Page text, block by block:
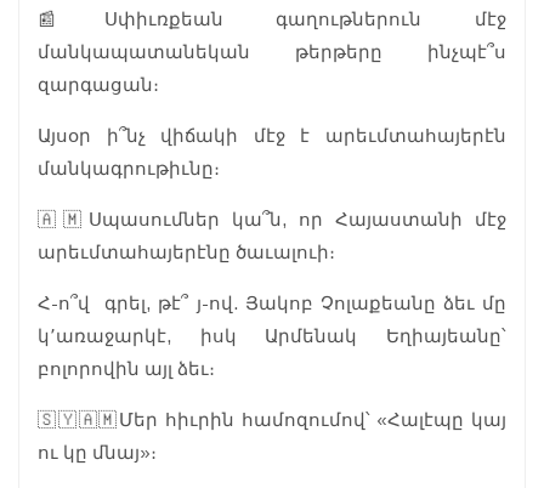
📰Սփիւռքեան գաղութներուն մէջ
մանկապատանեկան թերթերը ինչպէ՞ս
զարգացան։
Այսօր ի՞նչ վիճակի մէջ է արեւմտահայերէն
մանկագրութիւնը։
🇦🇲Սպասումներ կա՞ն, որ Հայաստանի մէջ
արեւմտահայերէնը ծաւալուի։
Հ-ո՞վ գրել, թէ՞ յ-ով. Յակոբ Չոլաքեանը ձեւ մը
կ՚առաջարկէ, իսկ Արմենակ Եղիայեանը՝
բոլորովին այլ ձեւ։
🇸🇾🇦🇲Մեր հիւրին համոզումով՝ «Հալէպը կայ
ու կը մնայ»։